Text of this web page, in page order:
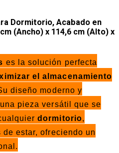
Dormitorio, Acabado en
(Ancho) x 114,6 cm (Alto) x
es la solución perfecta
el almacenamiento
diseño moderno y
pieza versátil que se
dormitorio,
estar, ofreciendo un